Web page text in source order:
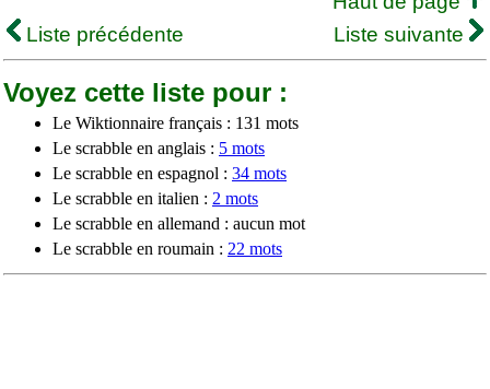
Liste précédente
Liste suivante
Voyez cette liste pour :
Le Wiktionnaire français : 131 mots
Le scrabble en anglais : 5 mots
Le scrabble en espagnol : 34 mots
Le scrabble en italien : 2 mots
Le scrabble en allemand : aucun mot
Le scrabble en roumain : 22 mots